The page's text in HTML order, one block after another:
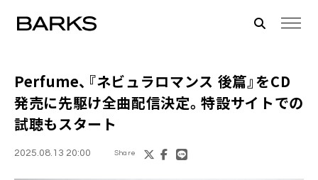
Perfume、『ネビュラロマンス 後篇』をCD
発売に先駆け全曲配信決定。特設サイトでの
試聴もスタート
2025.08.13 20:00 Share